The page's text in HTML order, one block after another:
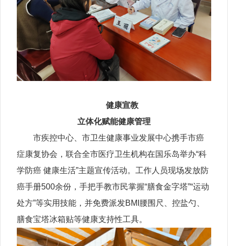
健康宣教
立体化赋能健康管理
市疾控中心、市卫生健康事业发展中心携手市癌
症康复协会，联合全市医疗卫生机构在国乐岛举办“科
学防癌 健康生活”主题宣传活动。工作人员现场发放防
癌手册500余份，手把手教市民掌握“膳食金字塔”“运动
处方”等实用技能，并免费派发BMI腰围尺、控盐勺、
膳食宝塔冰箱贴等健康支持性工具。